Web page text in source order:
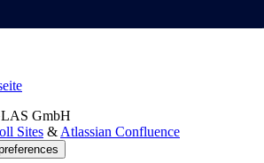
GmbH
Sites & Atlassian Confluence